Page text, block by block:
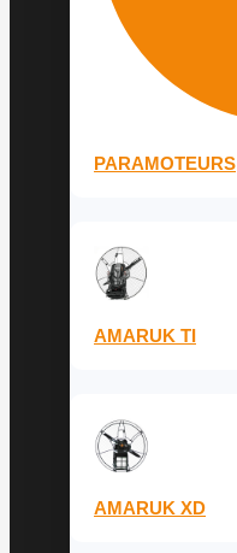
PARAMOTEURS
AMARUK TI
AMARUK XD